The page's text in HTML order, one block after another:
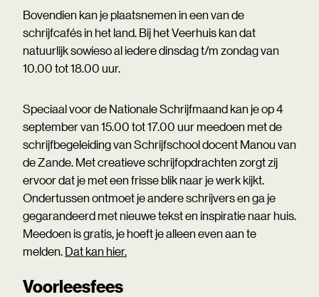
Bovendien kan je plaatsnemen in een van de
schrijfcafés in het land. Bij het Veerhuis kan dat
natuurlijk sowieso al iedere dinsdag t/m zondag van
10.00 tot 18.00 uur.
Speciaal voor de Nationale Schrijfmaand kan je op 4
september van 15.00 tot 17.00 uur meedoen met de
schrijfbegeleiding van Schrijfschool docent Manou van
de Zande. Met creatieve schrijfopdrachten zorgt zij
ervoor dat je met een frisse blik naar je werk kijkt.
Ondertussen ontmoet je andere schrijvers en ga je
gegarandeerd met nieuwe tekst en inspiratie naar huis.
Meedoen is gratis, je hoeft je alleen even aan te
melden.Dat kan hier.
Voorleesfees